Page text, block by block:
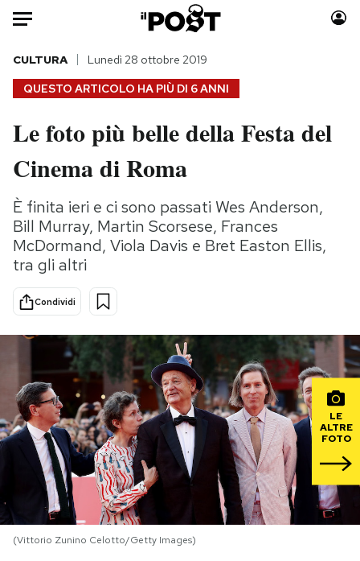
Auto
HOME
Italia
Politica
Tecnologia
Internet
Scienza
Cultura
Economia
Moda
Storie/Idee
Ok Boomer!
Media
PODCAST
NEWSLETTER
I MIEI PREFERITI
QUESTO ARTICOLO HA PIÙ DI 6 ANNI
CULTURA Lunedì 28 ottobre 2019
Le foto più belle della Festa del
Cinema di Roma
È finita ieri e ci sono passati Wes Anderson,
Bill Murray, Martin Scorsese, Frances
McDormand, Viola Davis e Bret Easton Ellis,
tra gli altri
Condividi
LE
ALTRE
FOTO
(Vittorio Zunino Celotto/Getty Images)